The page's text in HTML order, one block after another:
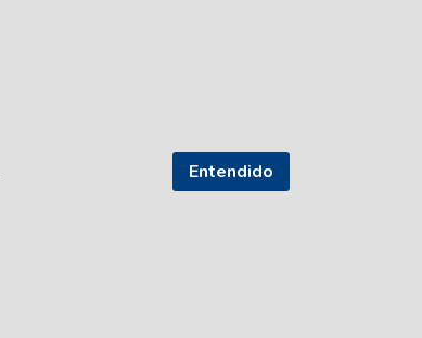
Entendido